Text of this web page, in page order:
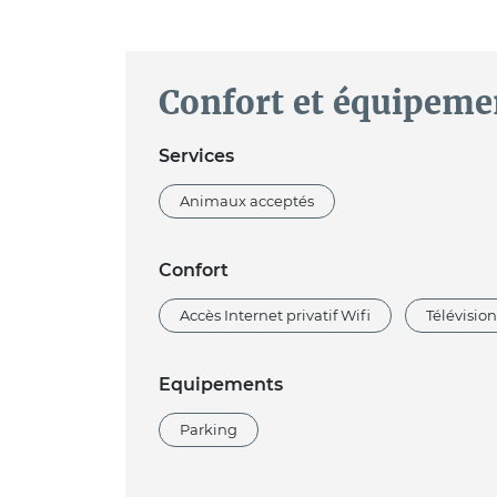
Confort et
Services
Animaux acceptés
Confort
Accès Internet privatif Wifi Télévision
Equipements
Parking